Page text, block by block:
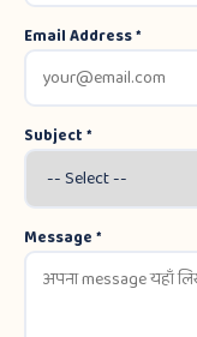
Email Address *
Subject *
Message *